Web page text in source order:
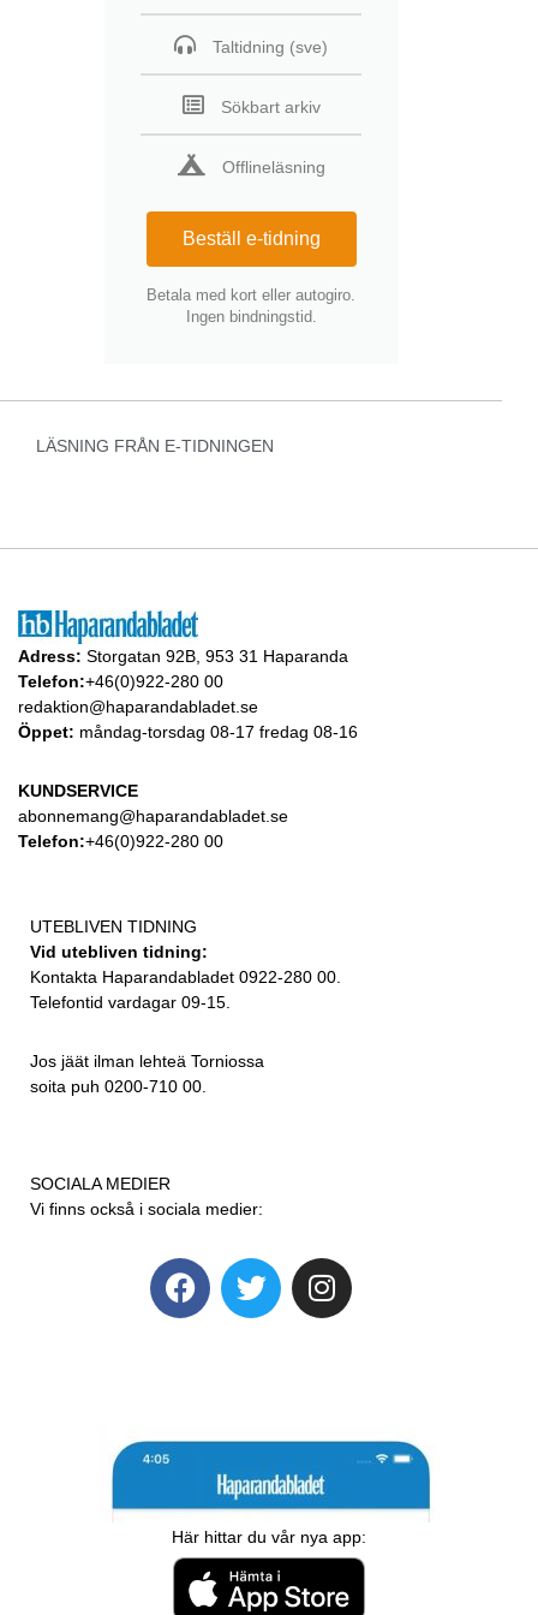
Taltidning (sve)
Sökbart arkiv
Offlineläsning
Beställ e-tidning
Betala med kort eller autogiro.
Ingen bindningstid.
LÄSNING FRÅN E-TIDNINGEN
Adress: Storgatan 92B, 953 31 Haparanda
Telefon:+46(0)922-280 00
redaktion@haparandabladet.se
Öppet: måndag-torsdag 08-17 fredag 08-16
KUNDSERVICE
abonnemang@haparandabladet.se
Telefon:+46(0)922-280 00
UTEBLIVEN TIDNING
Vid utebliven tidning:
Kontakta Haparandabladet 0922-280 00.
Telefontid vardagar 09-15.
Jos jäät ilman lehteä Torniossa
soita puh 0200-710 00.
SOCIALA MEDIER
Vi finns också i sociala medier:
Här hittar du vår nya app: